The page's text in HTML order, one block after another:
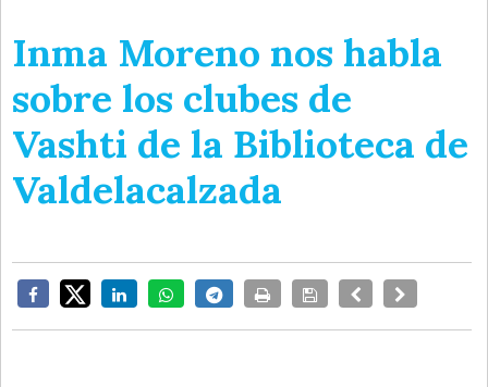
Inma Moreno nos habla
sobre los clubes de
Vashti de la Biblioteca de
Valdelacalzada